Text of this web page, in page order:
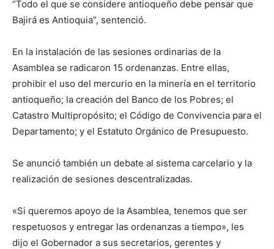
“Todo el que se considere antioqueño debe pensar que
Bajirá es Antioquia”, sentenció.
En la instalación de las sesiones ordinarias de la
Asamblea se radicaron 15 ordenanzas. Entre ellas,
prohibir el uso del mercurio en la minería en el territorio
antioqueño; la creación del Banco de los Pobres; el
Catastro Multipropósito; el Código de Convivencia para el
Departamento; y el Estatuto Orgánico de Presupuesto.
Se anunció también un debate al sistema carcelario y la
realización de sesiones descentralizadas.
«Si queremos apoyo de la Asamblea, tenemos que ser
respetuosos y entregar las ordenanzas a tiempo», les
dijo el Gobernador a sus secretarios, gerentes y